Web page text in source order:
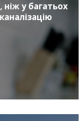
у багатьох